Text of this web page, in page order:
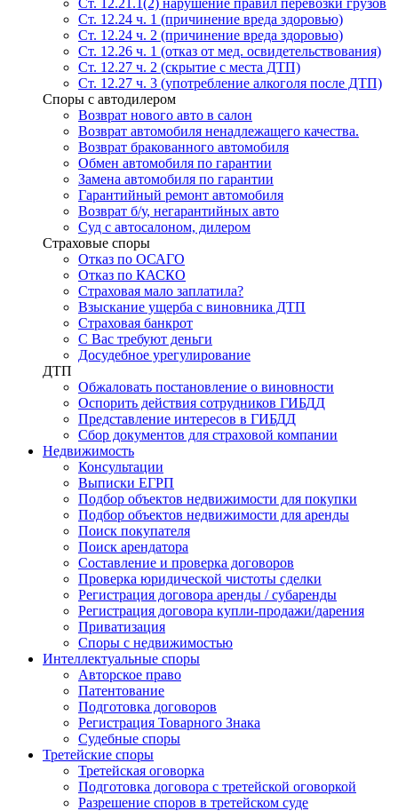
Ст. 12.21.1(2) нарушение правил перевозки грузов
Ст. 12.24 ч. 1 (причинение вреда здоровью)
Ст. 12.24 ч. 2 (причинение вреда здоровью)
Ст. 12.26 ч. 1 (отказ от мед. освидетельствования)
Ст. 12.27 ч. 2 (скрытие с места ДТП)
Ст. 12.27 ч. 3 (употребление алкоголя после ДТП)
Споры с автодилером
Возврат нового авто в салон
Возврат автомобиля ненадлежащего качества.
Возврат бракованного автомобиля
Обмен автомобиля по гарантии
Замена автомобиля по гарантии
Гарантийный ремонт автомобиля
Возврат б/у, негарантийных авто
Суд с автосалоном, дилером
Страховые споры
Отказ по ОСАГО
Отказ по КАСКО
Страховая мало заплатила?
Взыскание ущерба с виновника ДТП
Страховая банкрот
С Вас требуют деньги
Досудебное урегулирование
ДТП
Обжаловать постановление о виновности
Оспорить действия сотрудников ГИБДД
Представление интересов в ГИБДД
Сбор документов для страховой компании
Недвижимость
Консультации
Выписки ЕГРП
Подбор объектов недвижимости для покупки
Подбор объектов недвижимости для аренды
Поиск покупателя
Поиск арендатора
Составление и проверка договоров
Проверка юридической чистоты сделки
Регистрация договора аренды / субаренды
Регистрация договора купли-продажи/дарения
Приватизация
Cпоры с недвижимостью
Интеллектуальные споры
Авторское право
Патентование
Подготовка договоров
Регистрация Товарного Знака
Судебные споры
Третейские споры
Третейская оговорка
Подготовка договора с третейской оговоркой
Разрешение споров в третейском суде